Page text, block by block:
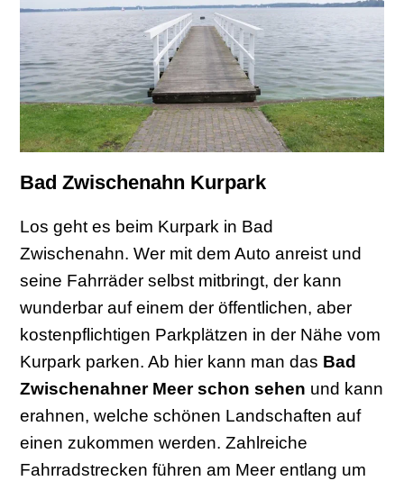
Bad Zwischenahn Kurpark
Los geht es beim Kurpark in Bad
Zwischenahn. Wer mit dem Auto anreist und
seine Fahrräder selbst mitbringt, der kann
wunderbar auf einem der öffentlichen, aber
kostenpflichtigen Parkplätzen in der Nähe vom
Kurpark parken. Ab hier kann man das Bad
Zwischenahner Meer schon sehen und kann
erahnen, welche schönen Landschaften auf
einen zukommen werden. Zahlreiche
Fahrradstrecken führen am Meer entlang um